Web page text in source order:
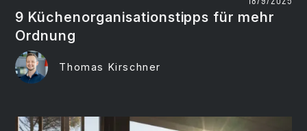
9 Küchenorganisationstipps für mehr
Ordnung
Thomas Kirschner